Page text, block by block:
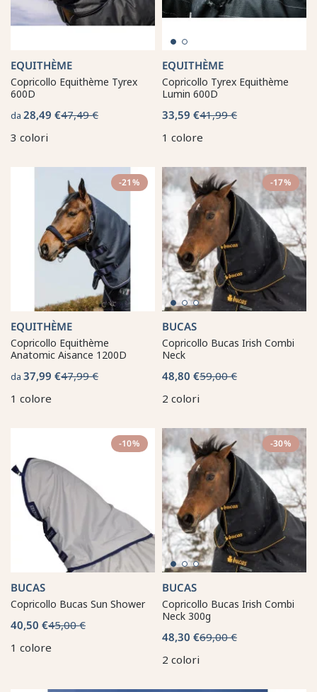
EQUITHÈME
Copricollo Equithème Tyrex
600D
da 28,49 €47,49 €
3 colori
EQUITHÈME
Copricollo Tyrex Equithème
Lumin 600D
33,59 €41,99 €
1 colore
-21%
EQUITHÈME
Copricollo Equithème
Anatomic Aisance 1200D
da 37,99 €47,99 €
1 colore
-17%
BUCAS
Copricollo Bucas Irish Combi
Neck
48,80 €59,00 €
2 colori
-10%
BUCAS
Copricollo Bucas Sun Shower
40,50 €45,00 €
1 colore
-30%
BUCAS
Copricollo Bucas Irish Combi
Neck 300g
48,30 €69,00 €
2 colori